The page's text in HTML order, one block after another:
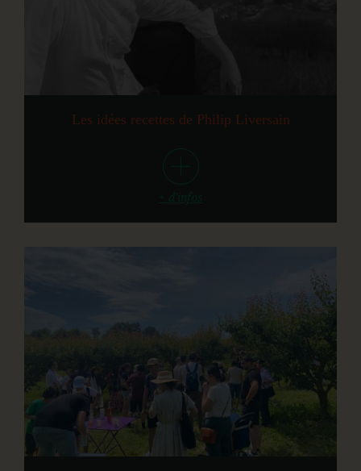
Les idées recettes de Philip Liversain